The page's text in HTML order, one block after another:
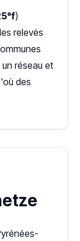
)
relevés
réseau et
des